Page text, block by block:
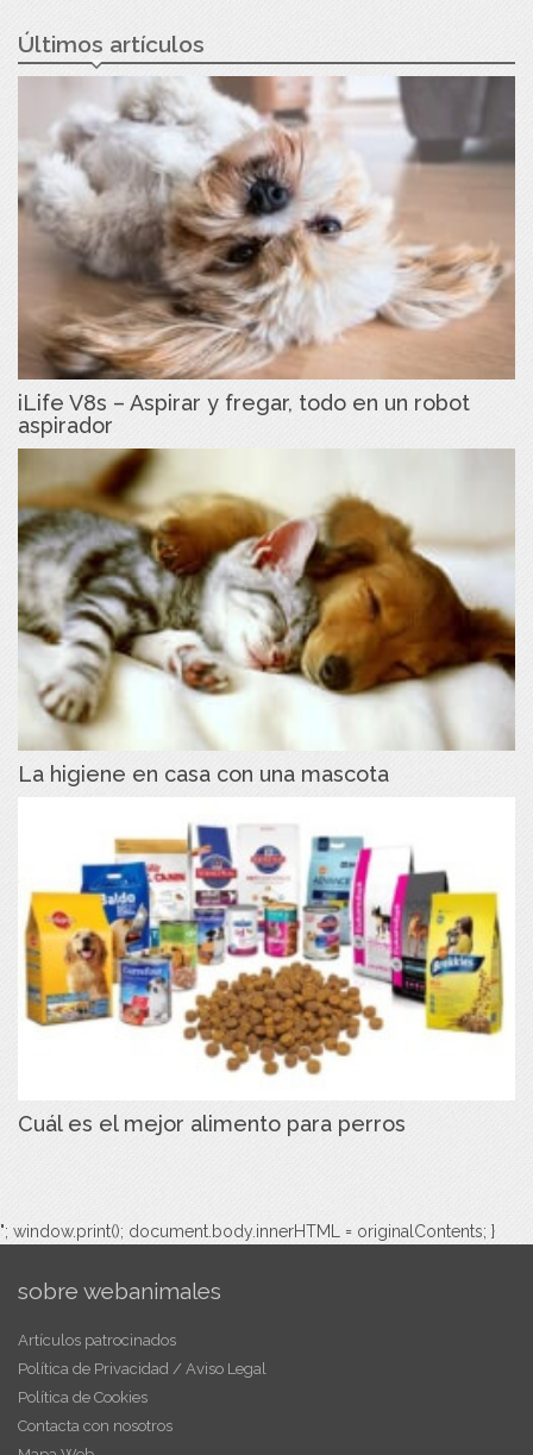
Últimos artículos
iLife V8s – Aspirar y fregar, todo en un robot
aspirador
La higiene en casa con una mascota
Cuál es el mejor alimento para perros
"; window.print(); document.body.innerHTML = originalContents; }
sobre webanimales
Artículos patrocinados
Política de Privacidad / Aviso Legal
Política de Cookies
Contacta con nosotros